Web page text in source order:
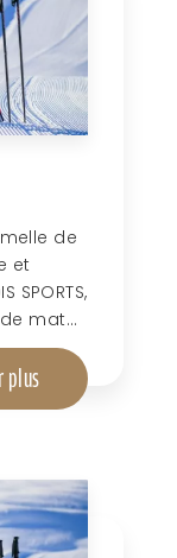
de
et
SPORTS,
mat...
plus